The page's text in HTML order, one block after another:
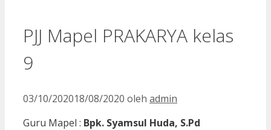
PJJ Mapel PRAKARYA kelas
9
03/10/202018/08/2020 oleh admin
Guru Mapel : Bpk. Syamsul Huda, S.Pd